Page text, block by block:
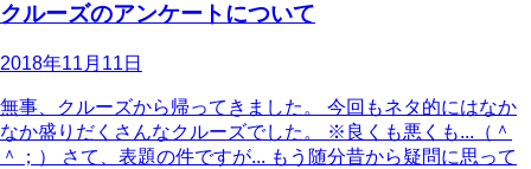
クルーズのアンケートについて
2018年11月11日
無事、クルーズから帰ってきました。 今回もネタ的にはなか
なか盛りだくさんなクルーズでした。 ※良くも悪くも...（＾
＾；） さて、表題の件ですが... もう随分昔から疑問に思って